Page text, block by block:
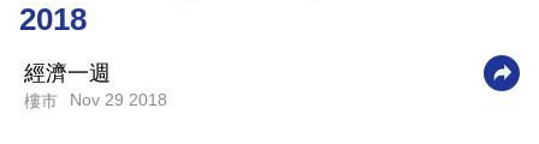
技
2018
經濟一週
樓市 Nov 29 2018